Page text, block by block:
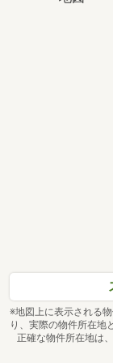
※地図上に表示される
り、実際の物件所在地
正確な物件所在地は